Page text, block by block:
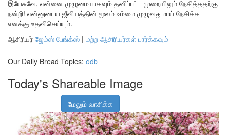
இயேசுவே, என்னை முழுமையாகவும் தனிப்பட்ட முறையிலும் நேசித்ததற்கு
நன்றி! என்னுடைய ஜீவியத்தின் மூலம் உம்மை முழுவதுமாய் நேசிக்க
எனக்கு உதவிசெய்யும்.
ஆசிரியர் ஜேம்ஸ் பேங்க்ஸ் | மற்ற ஆசிரியர்கள் பார்க்கவும்
Our Daily Bread Topics: odb
Today's Shareable Image
மேலும் வாசிக்க